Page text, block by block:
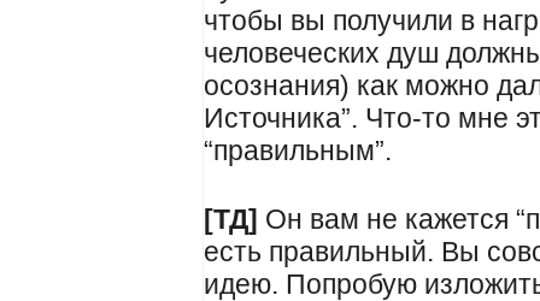
чтобы вы получили в
человеческих душ
осознания) как можно
Источника”. Что-то мне
“правильным”.
[ТД] Он вам не кажется
есть правильный. Вы
идею. Попробую